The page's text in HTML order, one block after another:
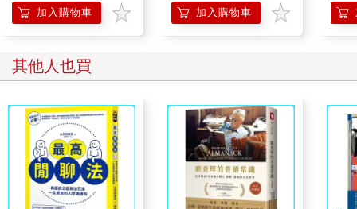
一樣追根究柢。以一句簡單的「你最近都在做些什麼」，或「最
近過得如何」開頭，然後你只需要認真聆聽，就足以展開對話
如果對方的回覆是「哦，沒做什麼」，或「還可以吧」，那就把
話題縮小到具體的事情上。比如可以這樣問：「你的司法考試準
當然，與家人、朋友在一起聊天時，我們一定要避免長篇大論的
談論自己的事，而是應該盡量做到以對方為中心，跟著對方的思
路走，並且留意他們的感受，是快樂、滿足，還是憂慮、難過、
生氣、不舒服，然後再繼續聊天。
想要和家人、朋友做更好的交流，就要把對方看在眼裡、放在心
上，根據你所察覺到的感受，對家人和朋友做出適當的反應。當
加入購物車 加入購物車
復
其他人也買